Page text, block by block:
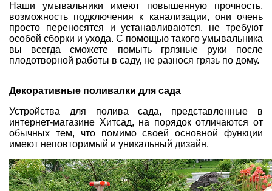
Наши умывальники имеют повышенную прочность,
возможность подключения к канализации, они очень
просто переносятся и устанавливаются, не требуют
особой сборки и ухода. С помощью такого умывальника
вы всегда сможете помыть грязные руки после
плодотворной работы в саду, не разнося грязь по дому.
Декоративные поливалки для сада
Устройства для полива сада, представленные в
интернет-магазине Хитсад, на порядок отличаются от
обычных тем, что помимо своей основной функции
имеют неповторимый и уникальный дизайн.